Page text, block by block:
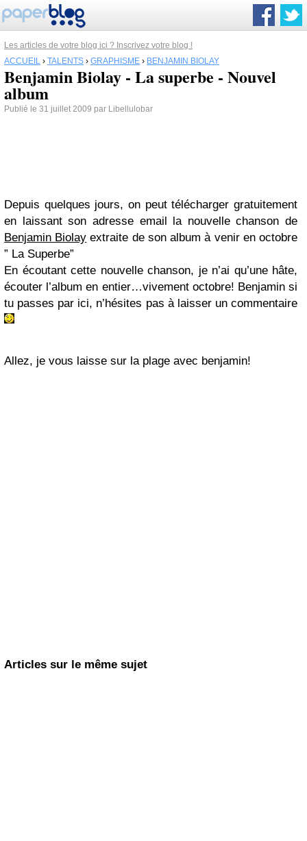
Les articles de votre blog ici ? Inscrivez votre blog !
ACCUEIL › TALENTS › GRAPHISME › BENJAMIN BIOLAY
Benjamin Biolay - La superbe - Nouvel
album
Publié le 31 juillet 2009 par Libellulobar
Depuis quelques jours, on peut télécharger gratuitement
en laissant son adresse email la nouvelle chanson de
Benjamin Biolay extraite de son album à venir en octobre
” La Superbe”
En écoutant cette nouvelle chanson, je n’ai qu’une hâte,
écouter l’album en entier…vivement octobre! Benjamin si
tu passes par ici, n’hésites pas à laisser un commentaire
Allez, je vous laisse sur la plage avec benjamin!
Articles sur le même sujet